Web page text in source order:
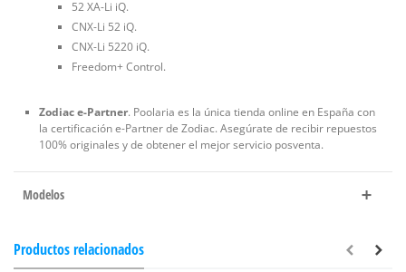
52 XA-Li iQ.
CNX-Li 52 iQ.
CNX-Li 5220 iQ.
Freedom+ Control.
Zodiac e-Partner. Poolaria es la única tienda online en España con
la certificación e-Partner de Zodiac. Asegúrate de recibir repuestos
100% originales y de obtener el mejor servicio posventa.
Modelos
Productos relacionados